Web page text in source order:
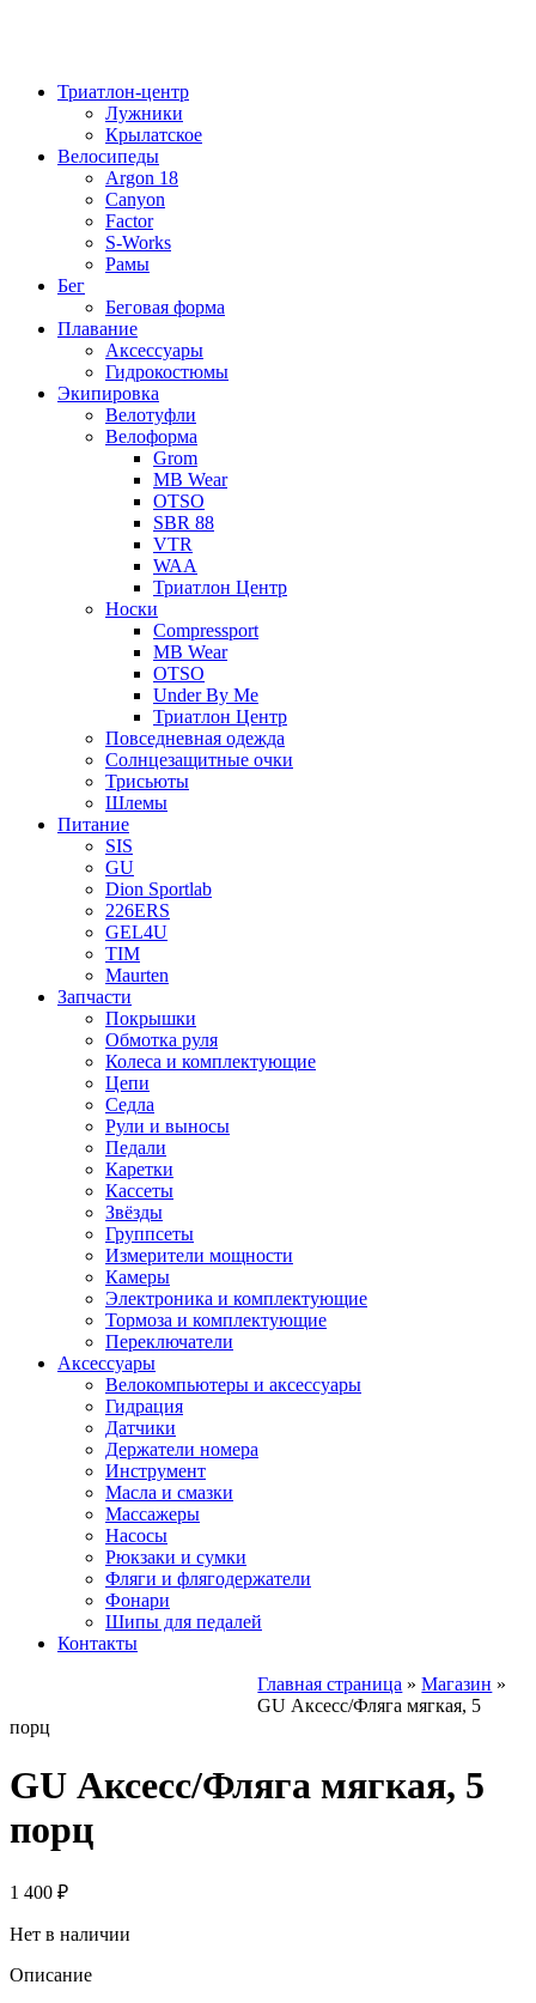
Триатлон-центр
Лужники
Крылатское
Велосипеды
Argon 18
Canyon
Factor
S-Works
Рамы
Бег
Беговая форма
Плавание
Аксессуары
Гидрокостюмы
Экипировка
Велотуфли
Велоформа
Grom
MB Wear
OTSO
SBR 88
VTR
WAA
Триатлон Центр
Носки
Compressport
MB Wear
OTSO
Under By Me
Триатлон Центр
Повседневная одежда
Солнцезащитные очки
Трисьюты
Шлемы
Питание
SIS
GU
Dion Sportlab
226ERS
GEL4U
TIM
Maurten
Запчасти
Покрышки
Обмотка руля
Колеса и комплектующие
Цепи
Седла
Рули и выносы
Педали
Каретки
Кассеты
Звёзды
Группсеты
Измерители мощности
Камеры
Электроника и комплектующие
Тормоза и комплектующие
Переключатели
Аксессуары
Велокомпьютеры и аксессуары
Гидрация
Датчики
Держатели номера
Инструмент
Масла и смазки
Массажеры
Насосы
Рюкзаки и сумки
Фляги и флягодержатели
Фонари
Шипы для педалей
Контакты
Главная страница »Магазин »
GU Аксесс/Фляга мягкая, 5
порц
GU Аксесс/Фляга мягкая, 5
порц
1 400 ₽
Нет в наличии
Описание